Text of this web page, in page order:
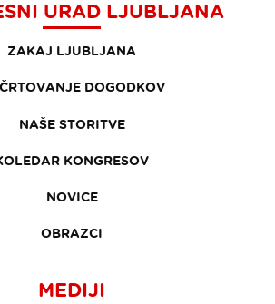
URAD LJUBLJANA
ZAKAJ LJUBLJANA
DOGODKOV
NAŠE STORITVE
KONGRESOV
NOVICE
OBRAZCI
MEDIJI